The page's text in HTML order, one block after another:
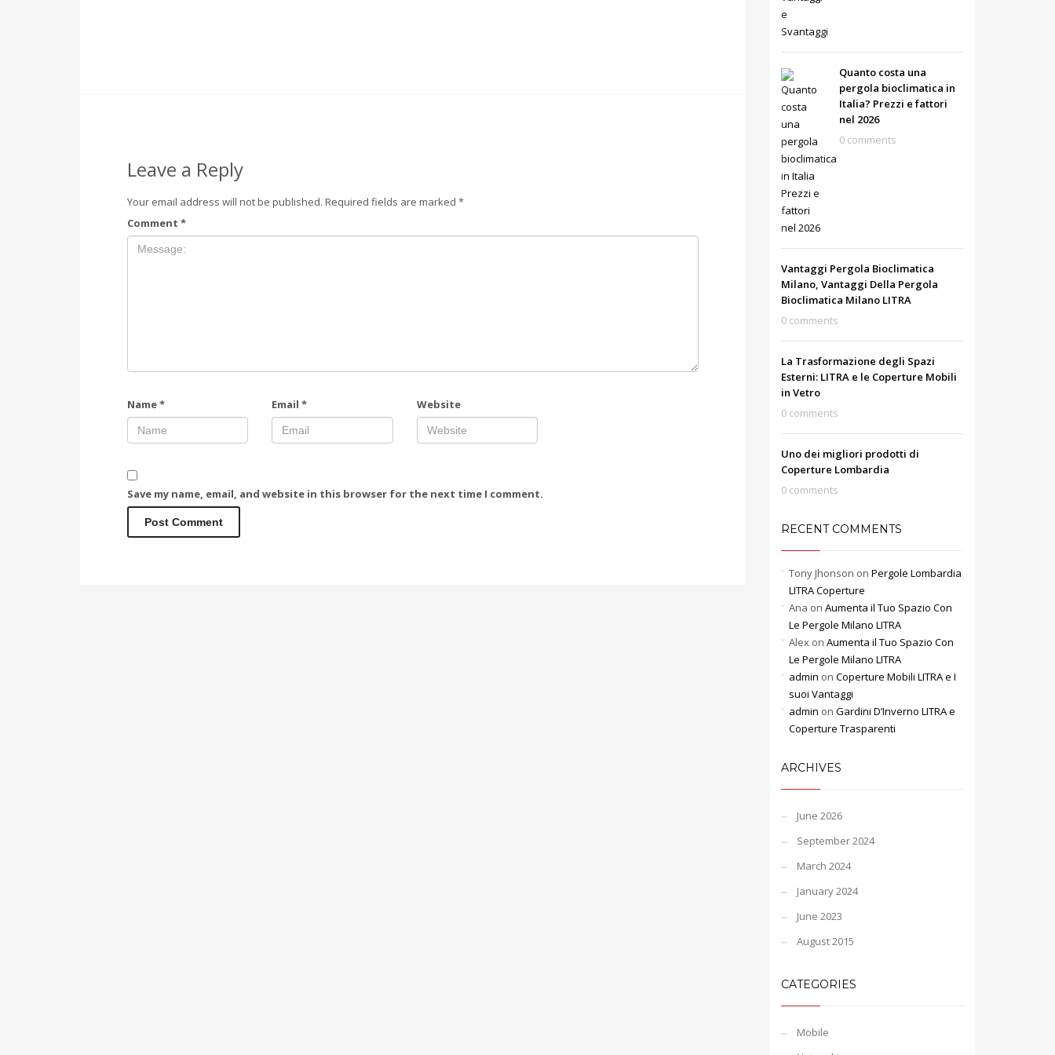
Leave a Reply
Your email address will not be published. Required fields are marked *
Comment *
Name* Email* Website
Save my name, email, and website in this browser for the next time I comment.
Quanto costa una
pergola bioclimatica in
Italia? Prezzi e fattori
nel 2026
0 comments
Vantaggi Pergola Bioclimatica
Milano, Vantaggi Della Pergola
Bioclimatica Milano LITRA
0 comments
La Trasformazione degli Spazi
Esterni: LITRA e le Coperture Mobili
in Vetro
0 comments
Uno dei migliori prodotti di
Coperture Lombardia
0 comments
RECENT COMMENTS
Tony Jhonson on Pergole Lombardia
LITRA Coperture
Ana on Aumenta il Tuo Spazio Con
Le Pergole Milano LITRA
Alexon Aumenta il Tuo Spazio Con
Le Pergole Milano LITRA
admin on Coperture Mobili LITRA e I
suoi Vantaggi
admin on Gardini D’Inverno LITRA e
Coperture Trasparenti
ARCHIVES
June 2026
September 2024
March 2024
January 2024
June 2023
August 2015
CATEGORIES
Mobile